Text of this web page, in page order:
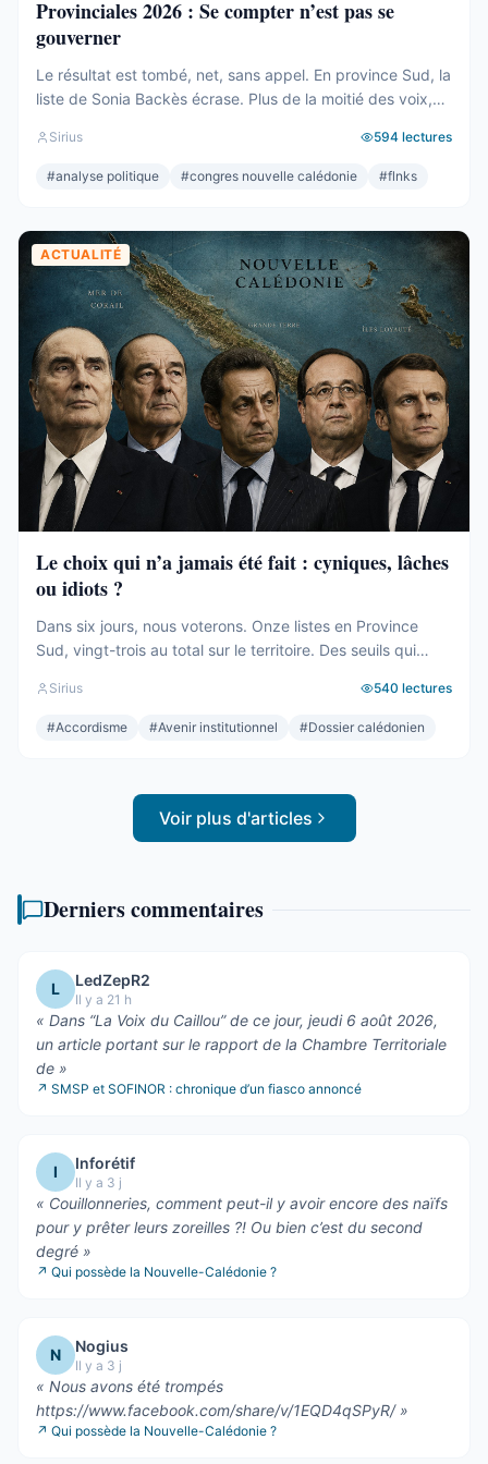
Provinciales 2026 : Se compter n’est pas se
gouverner
Le résultat est tombé, net, sans appel. En province Sud, la
liste de Sonia Backès écrase. Plus de la moitié des voix,
pulvérisée, le centre rayé de la carte. On parlera de raz-
de-marée, et le mot, pour une fois, ne sera pas exagéré.
Sirius 594 lectures
#analyse politique #congres nouvelle calédonie #flnks
ACTUALITÉ
Le choix qui n’a jamais été fait : cyniques, lâches
ou idiots ?
Dans six jours, nous voterons. Onze listes en Province
Sud, vingt-trois au total sur le territoire. Des seuils qui
le soir même, dans les couloirs, loin des électeurs. Tout
cela compte. Tout cela a été décrit ici, semaine après
Sirius 540 lectures
#Accordisme #Avenir institutionnel #Dossier calédonien
Voir plus d'articles
Derniers commentaires
L LedZepR2
Il y a 21 h
« Dans “La Voix du Caillou” de ce jour, jeudi 6 août 2026,
un article portant sur le rapport de la Chambre Territoriale
de »
↗ SMSP et SOFINOR : chronique d’un fiasco annoncé
I Inforétif
Il y a 3 j
« Couillonneries, comment peut-il y avoir encore des naïfs
pour y prêter leurs zoreilles ?! Ou bien c’est du second
degré »
↗ Qui possède la Nouvelle-Calédonie ?
N Nogius
Il y a 3 j
« Nous avons été trompés
https://www.facebook.com/share/v/1EQD4qSPyR/»
↗ Qui possède la Nouvelle-Calédonie ?